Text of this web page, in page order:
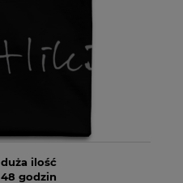
duża ilość
48 godzin